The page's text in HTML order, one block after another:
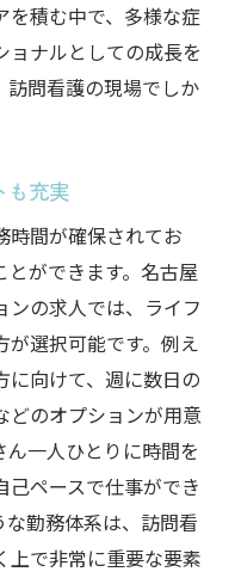
を積む中で、多様な症
ョナルとしての成長を
訪問看護の現場でしか
も充実
時間が確保されてお
とができます。名古屋
ンの求人では、ライフ
選択可能です。例え
に向けて、週に数日の
どのオプションが用意
一人ひとりに時間を
ペースで仕事ができ
勤務体系は、訪問看
上で非常に重要な要素